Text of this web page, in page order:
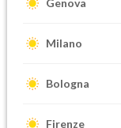
Genova
Milano
Bologna
Firenze